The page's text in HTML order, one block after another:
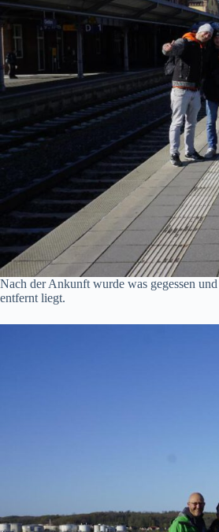
Nach der Ankunft wurde was gegessen
entfernt liegt.